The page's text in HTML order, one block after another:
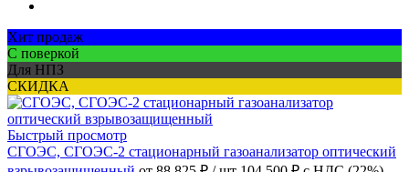
Хит продаж
С поверкой
Для НПЗ
СКИДКА
Быстрый просмотр
СГОЭС, СГОЭС-2 стационарный газоанализатор оптический